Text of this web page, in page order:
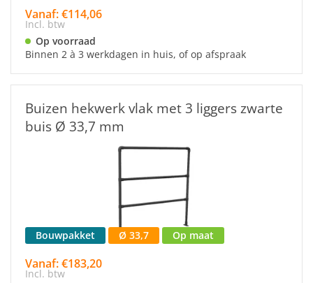
Vanaf: €114,06
Incl. btw
Op voorraad
Binnen 2 à 3 werkdagen in huis, of op afspraak
Buizen hekwerk vlak met 3 liggers zwarte
buis Ø 33,7 mm
Bouwpakket Ø 33,7 Op maat
Vanaf: €183,20
Incl. btw